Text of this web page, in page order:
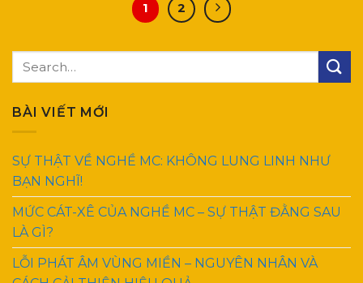
1 2
BÀI VIẾT MỚI
SỰ THẬT VỀ NGHỀ MC: KHÔNG LUNG LINH NHƯ
BẠN NGHĨ!
MỨC CÁT-XÊ CỦA NGHỀ MC – SỰ THẬT ĐẰNG SAU
LÀ GÌ?
LỖI PHÁT ÂM VÙNG MIỀN – NGUYÊN NHÂN VÀ